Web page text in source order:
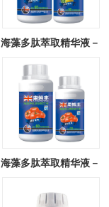
海藻多肽萃取精华液－
瓜类专用
海藻多肽萃取精华液－